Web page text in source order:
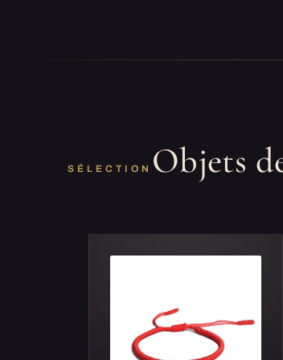
SÉLECTION Objets